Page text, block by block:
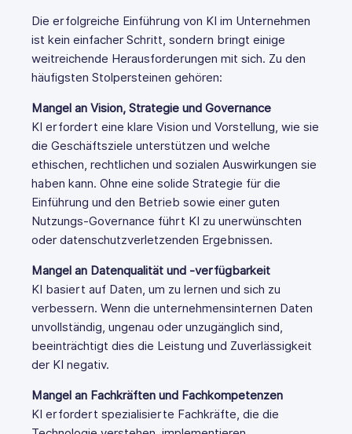
Die erfolgreiche Einführung von KI im Unternehmen
ist kein einfacher Schritt, sondern bringt einige
weitreichende Herausforderungen mit sich. Zu den
häufigsten Stolpersteinen gehören:
Mangel an Vision, Strategie und Governance
KI erfordert eine klare Vision und Vorstellung, wie sie
die Geschäftsziele unterstützen und welche
ethischen, rechtlichen und sozialen Auswirkungen sie
haben kann. Ohne eine solide Strategie für die
Einführung und den Betrieb sowie einer guten
Nutzungs-Governance führt KI zu unerwünschten
oder datenschutzverletzenden Ergebnissen.
Mangel an Datenqualität und -verfügbarkeit
KI basiert auf Daten, um zu lernen und sich zu
verbessern. Wenn die unternehmensinternen Daten
unvollständig, ungenau oder unzugänglich sind,
beeinträchtigt dies die Leistung und Zuverlässigkeit
der KI negativ.
Mangel an Fachkräften und Fachkompetenzen
KI erfordert spezialisierte Fachkräfte, die die